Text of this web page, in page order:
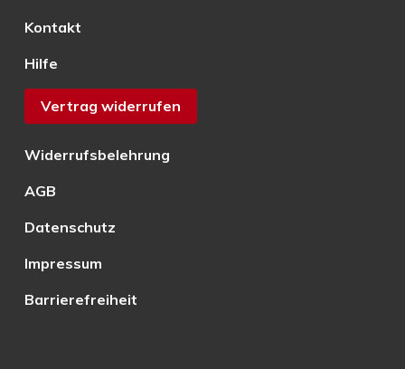
Kontakt
Hilfe
Vertrag widerrufen
Widerrufsbelehrung
AGB
Datenschutz
Impressum
Barrierefreiheit